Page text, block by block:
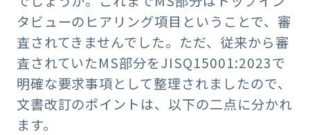
タビューのヒアリング項目ということで、審
査されてきませんでした。ただ、従来から審
査されていたMS部分をJISQ15001:2023で
明確な要求事項として整理されましたので、
文書改訂のポイントは、以下の二点に分かれ
ます。